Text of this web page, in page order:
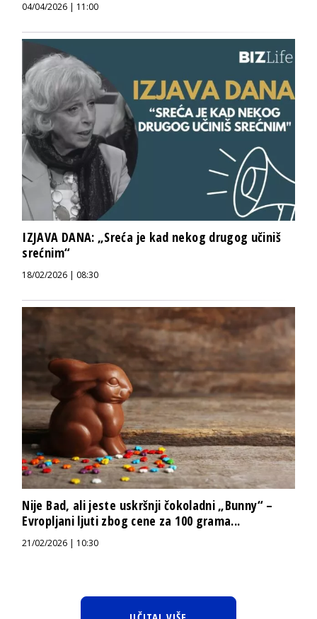
04/04/2026 | 11:00
IZJAVA DANA: „Sreća je kad nekog drugog učiniš
srećnim“
18/02/2026 | 08:30
Nije Bad, ali jeste uskršnji čokoladni „Bunny“ –
Evropljani ljuti zbog cene za 100 grama...
21/02/2026 | 10:30